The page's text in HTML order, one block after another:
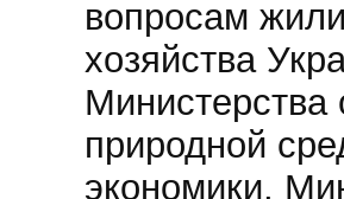
вопросам
хозяйства
природной
экономики,